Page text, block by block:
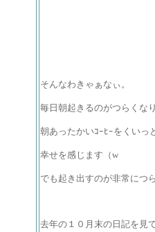
そんなわきゃぁなぃ。
毎日朝起きるのがつらく
朝あったかいｺｰﾋｰをくいっ
幸せを感じます（w
でも起き出すのが非常につ
去年の１０月末の日記を見